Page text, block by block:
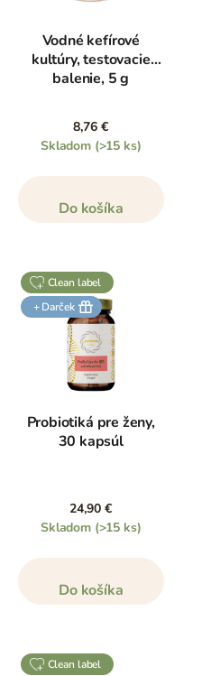
Vodné kefírové
kultúry, testovacie
balenie, 5 g
8,76 €
Skladom (>15 ks)
Do košíka
clean label
+ Darček
Probiotiká pre ženy,
30 kapsúl
24,90 €
Skladom (>15 ks)
Do košíka
clean label